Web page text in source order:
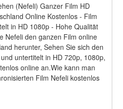
(Nefeli) Ganzer Film HD
Online Kostenlos - Film
in HD 1080p - Hohe Qualität
Nefeli den ganzen Film online
herunter, Sehen Sie sich den
untertitelt in HD 720p, 1080p,
online an.Wie kann man
Film Nefeli kostenlos